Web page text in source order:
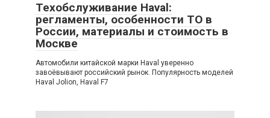
Техобслуживание Haval:
регламенты, особенности ТО в
России, материалы и стоимость в
Москве
Автомобили китайской марки Haval уверенно
завоёвывают российский рынок. Популярность моделей
Haval Jolion, Haval F7